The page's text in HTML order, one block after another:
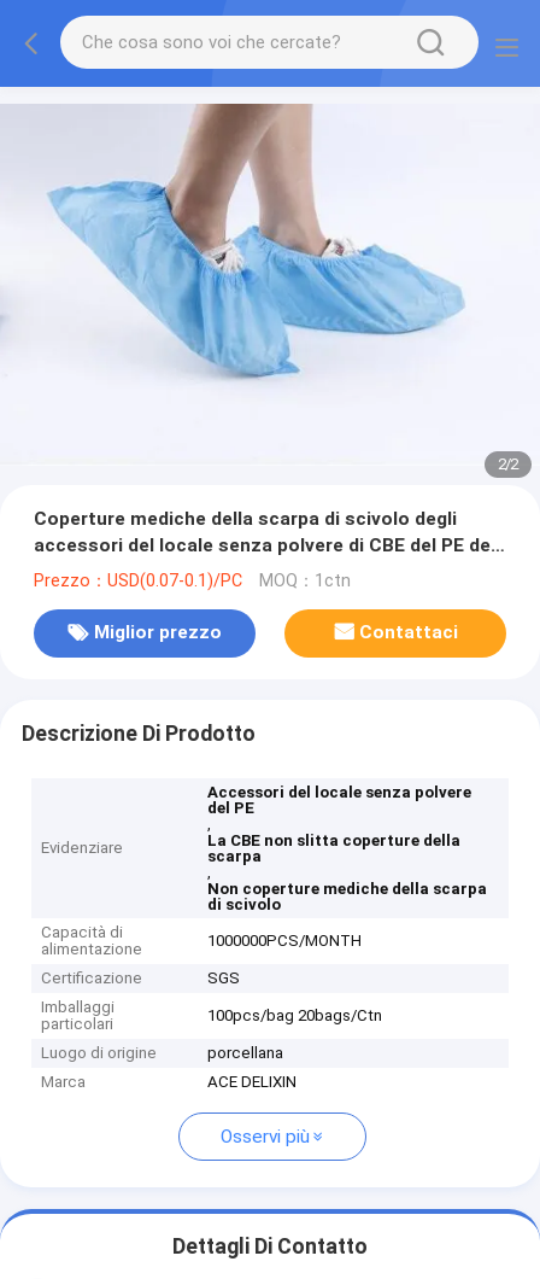
2/2
Coperture mediche della scarpa di scivolo degli
accessori del locale senza polvere di CBE del PE del
polipropilene non
Prezzo：USD(0.07-0.1)/PC MOQ：1ctn
Miglior prezzo Contattaci
Descrizione Di Prodotto
Evidenziare
Accessori del locale senza polvere
del PE
,
La CBE non slitta coperture della
scarpa
,
Non coperture mediche della scarpa
di scivolo
Capacità di
alimentazione
1000000PCS/MONTH
Certificazione
SGS
Imballaggi
particolari
100pcs/bag 20bags/Ctn
Luogo di origine
porcellana
Marca
ACE DELIXIN
Osservi più
Dettagli Di Contatto